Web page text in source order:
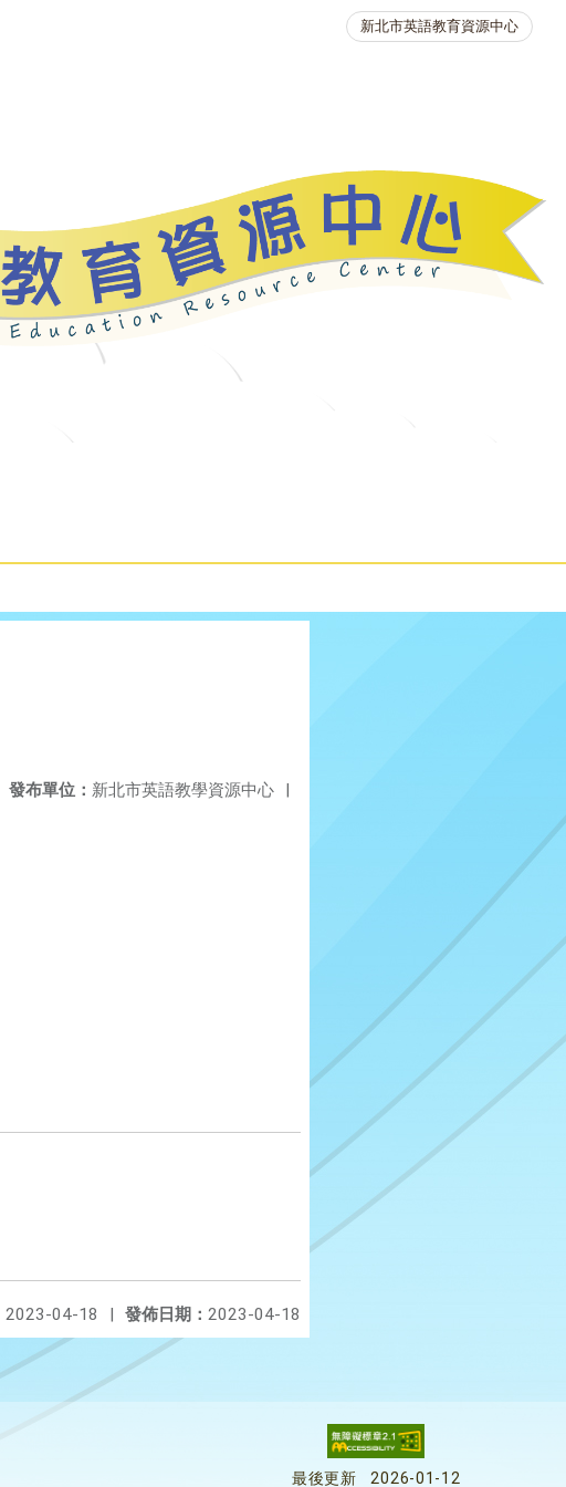
新北市英語教育資源中心
發布單位： 新北市英語教學資源中心 |
發佈日期： 2023-04-18
2023-04-18 |
最後更新 2026-01-12